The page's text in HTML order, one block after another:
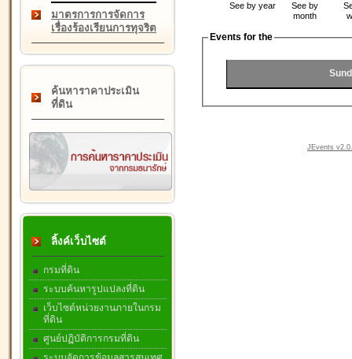
มาตรการการจัดการ
เรื่องร้องเรียนการทุจริต
ค้นหาราคาประเมิน
ที่ดิน
ลิ้งค์เว็บไซต์
กรมที่ดิน
ระบบค้นหารูปแปลงที่ดิน
เว็บไซต์หน่วยงานภายในกรม
ที่ดิน
ศูนย์ปฏิบัติการกรมที่ดิน
See by year
See by
month
Events for the
JEvents